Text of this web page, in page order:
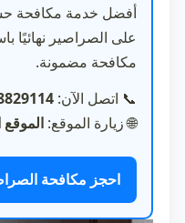
أفضل خدمة مكافحة
على الصراصير نهائيًا
مكافحة مضمونة.
📞 اتصل الآن:
🌐زيارة الموقع:
احجز مكافحة